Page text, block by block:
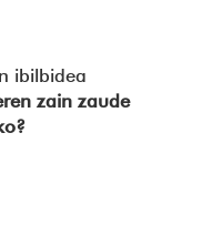
ibilbidea
zain zaude